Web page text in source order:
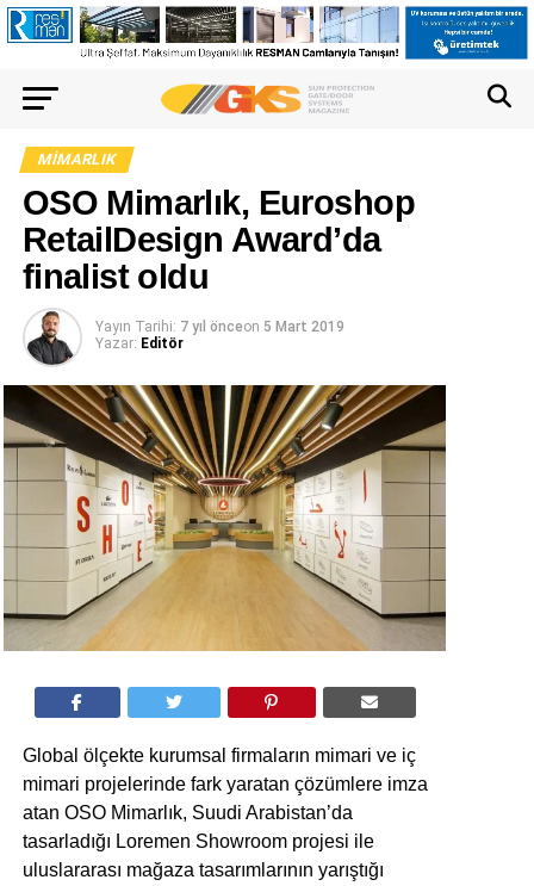
MIMARLIK
OSO Mimarlık, Euroshop
RetailDesign Award’da
finalist oldu
Yayın Tarihi: 7 yıl önceon 5 Mart 2019
Yazar: Editör
Global ölçekte kurumsal firmaların mimari ve iç
mimari projelerinde fark yaratan çözümlere imza
atan OSO Mimarlık, Suudi Arabistan’da
tasarladığı Loremen Showroom projesi ile
uluslararası mağaza tasarımlarının yarıştığı